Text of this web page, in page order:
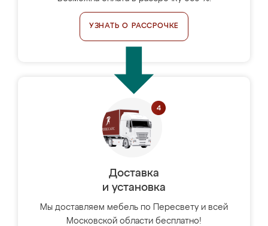
УЗНАТЬ О РАССРОЧКЕ
Доставка
и установка
Мы доставляем мебель по Пересвету и всей
Московской области бесплатно!